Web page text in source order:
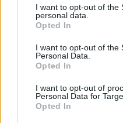
not limited to your visit or
grant or deny consent to
use your data for below
consent section.
I want to opt-out of the
personal data.
Opted In
I want to opt-out of the
Personal Data.
Opted In
I want to opt-out of
Personal Data for
Opted In